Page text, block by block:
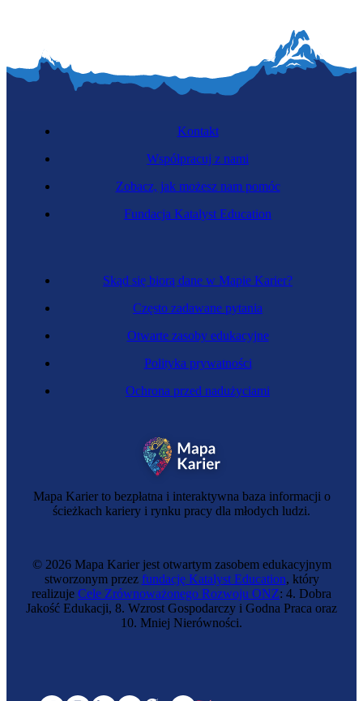
Mapa Karier to bezpłatna i interaktywna baza informacji o
ścieżkach kariery i rynku pracy dla młodych ludzi.
Skąd się biorą dane w Mapie Karier?
Często zadawane pytania
Otwarte zasoby edukacyjne
Polityka prywatności
Ochrona przed nadużyciami
Kontakt
Współpracuj z nami
Zobacz, jak możesz nam pomóc
Fundacja Katalyst Education
© 2026 Mapa Karier jest otwartym zasobem edukacyjnym
stworzonym przez fundację Katalyst Education, który
realizuje Cele Zrównoważonego Rozwoju ONZ: 4. Dobra
Jakość Edukacji, 8. Wzrost Gospodarczy i Godna Praca oraz
10. Mniej Nierówności.